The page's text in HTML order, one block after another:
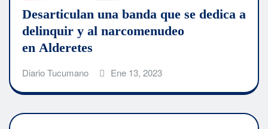
Desarticulan una banda que se dedica a
delinquir y al narcomenudeo
en Alderetes
Diario Tucumano Ene 13, 2023